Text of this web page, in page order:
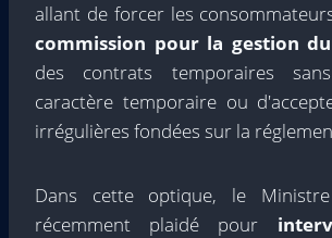
allant de forcer les
commission pour la gestion
des contrats temporaires
caractère temporaire ou
irrégulières fondées sur la
Dans cette optique, le
récemment plaidé pour